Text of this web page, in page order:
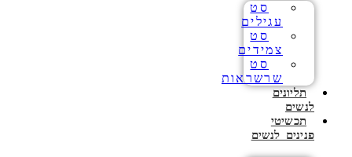
סט
עגילים
סט
צמידים
סט
שרשראות
תליונים
לנשים
תכשיטי
פנינים לנשים